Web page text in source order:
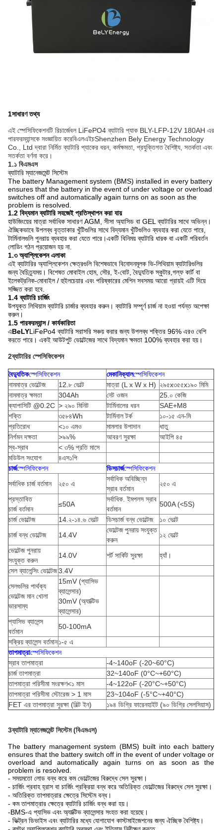
1সাধারণ তথ্য
এই স্পেসিফিকেশনটি রিচার্জেবল LiFePO4 ব্যাটারি প্যাক BLY-LFP-12V 180AH এর
পারফরম্যান্সকে সংজ্ঞায়িত করেবিএলএইচShenzhen Bely Energy Technology
Co., Ltd দ্বারা নির্মিত ব্যাটারি প্যাকের ধরন, কর্মক্ষমতা, প্রযুক্তিগত বৈশিষ্ট্য, সতর্কতা এবং
সতর্কতা বর্ণনা করে।
1.১ বিএমএস
ব্যাটারি ম্যানেজমেন্ট সিস্টেম
The battery Management system (BMS) installed in every battery
ensures that the battery in the event of under voltage or overload
switches off and automatically again turns on as soon as the
problem is resolved.
1.2 বিদ্যমান ব্যাটারি সহজেই প্রতিস্থাপন করা যায়
হাউজিংয়ের মাত্রা সর্বাধিক সাধারণ AGM, সীসা অ্যাসিড বা GEL ব্যাটারির সাথে অভিন্ন।
ঐচ্ছিকভাবে উপলব্ধ বৃত্তাকার খুঁটিগুলির সাথে বিদ্যমান খুঁটিগুলিও ব্যবহার করা যেতে পারে,
টার্মিনালগুলি পুনরায় ব্যবহার করা যেতে পারে।একটি বিনিময় ব্যাটারি ধারক বা একটি পরিবর্তন
লোডিং গঠন প্রয়োজন হয় না.
1.৩ অ্যাপ্লিকেশন এলাকা
এই ব্যাটারির অ্যাপ্লিকেশন ক্ষেত্রগুলি বিশেষভাবে বিনোদনমূলক ভি-লিথিয়াম ব্যাটারিগুলির
জন্য বৈচিত্র্যময়। বিশেষত মোবাইল হোম, সৌর, ই-বোট, বৈদ্যুতিক স্কুটার,গল্ফ কার্ট বা
ইলেকট্রনিক-মোবাইল / হুইলচেয়ার এবং পরিষ্কারের মেশিন সবসময় আরো প্রায়ই এটি দিয়ে
সজ্জিত করা হবে.
1.4 ব্যাটারি চার্জিং
উপযুক্ত লিথিয়াম ব্যাটারি চার্জার ব্যবহার করুন। ব্যাটারি সম্পূর্ণ চার্জ না হওয়া পর্যন্ত অপেক্ষা
করুন।
1.5 পারফরম্যান্স / কার্যকারিতা
এBeLYLiFePo4 ব্যাটারি সরাসরি সঞ্চয় করার জন্য উপলব্ধ শক্তির 96% এরও বেশি
করতে পারে। একই আউটপুট ভোল্টেজের সাথে বিদ্যমান ক্ষমতা 100% ব্যবহার করা হয়।
2ব্যাটারির স্পেসিফিকেশন
বৈদ্যুতিকস্পেসিফিকেশন মেকানিক্যালস্পেসিফিকেশন
নামমাত্র ভোল্টেজ
12.৮ ভোল্ট মাত্রা (L x W x H) ২৯৫x৩৫৫x১৯০ মিমি
নামমাত্র ক্ষমতা
304Ah নেট ওজন
25.০ কেজি
ক্যাপাসিটি @0.2C > ২৯০ মিনিট টার্মিনালের ধরন
SAE+M8
শক্তি
৩৫৮৪Wh টার্মিনাল টর্ক
১০-১৫ এন-মি
প্রতিরোধ
<১০ এমও মামলার উপাদান
ধাতু
নির্গমন দক্ষতা
>৯৯% আবরণ সুরক্ষা
আইপি ৪৫
স্ব-স্রাব
< ৩% প্রতি মাসে
মডিউল সংযোগ
৪এস১পি
চার্জস্পেসিফিকেশন ডিসচার্জস্পেসিফিকেশন
সর্বাধিক চার্জ বর্তমান
২৫০ এ
সর্বাধিক অবিচ্ছিন্ন
স্রাব বর্তমান
২৫০ এ
প্রস্তাবিত
চার্জ বর্তমান
≤50A
সর্বাধিক. ইমপলস স্রাব
বর্তমান
500A (<5S)
চার্জ ভোল্টেজ
14.২-১৪.৬ ভোল্ট ডিসচার্জ বন্ধ ভোল্টেজ
১০ ভোল্ট
চার্জ বন্ধ ভোল্টেজ
14.4V
ভোল্টেজ পুনরায় সংযুক্ত
করুন
১২ ভোল্ট
ভোল্টেজ পুনরায়
সংযুক্ত করুন
14.0V শর্ট সার্কিট সুরক্ষা
হ্যাঁ।
সেল ব্যালেন্সিং ভোল্টেজ3.4V
সেলগুলির পার্থক্য
ভোল্টেজ মান খোলা
ভারসাম্য
15mV (প্যাসিভ
ব্যালেন্সার)
30mV (অ্যাক্টিভ
ব্যালেন্সার)
প্যাসিভ ব্যালেন্স
বর্তমান
50-100mA
সক্রিয় ব্যালেন্স বর্তমান১-৫ এ
তাপমাত্রাস্পেসিফিকেশন
স্রাব তাপমাত্রা
-4~140oF (-20~60°C)
চার্জ তাপমাত্রা
32~140oF (0°C~+60°C)
তাপমাত্রা পরিসীমা সংরক্ষণ<১ মাস
-4~122oF (-20°C~+50°C)
তাপমাত্রা পরিসীমা স্টোরেজ > 1 মাস
23~104oF (-5°C~+40°C)
FET এর তাপমাত্রা সুরক্ষা (বিল্ট ইন)
১৯৪ ডিগ্রি ফারেনহাইট (৯০ ডিগ্রি সেলসিয়াস)
3ব্যাটারি ম্যানেজমেন্ট সিস্টেম (বিএমএস)
The battery management system (BMS) built into each battery
ensures that the battery switch off in the event of under voltage or
overload and automatically again turns on as soon as the
problem is resolved.
- সময়মতো লোড বন্ধ করে কম ভোল্টেজের বিরুদ্ধে সেল সুরক্ষা।
- চার্জিং প্রবাহ হ্রাস বা চার্জিং প্রক্রিয়া বন্ধ করে অতিরিক্ত ভোল্টেজের বিরুদ্ধে সেল সুরক্ষা।
- অতিরিক্ত তাপমাত্রার ক্ষেত্রে সিস্টেম বন্ধ।
- কম তাপমাত্রার ক্ষেত্রে ব্যাটারি চার্জিং বন্ধ করা হয়।
-BMS-এ প্যাসিভ এবং অ্যাক্টিভ ব্যালেন্সার সংহত করা হয়েছে।
- ভিক্ট্রন ডিভাইস এবং ব্যাটারির মধ্যে যোগাযোগ কাস্টমাইজেশনের জন্য ঐচ্ছিক বৈশিষ্ট্য।